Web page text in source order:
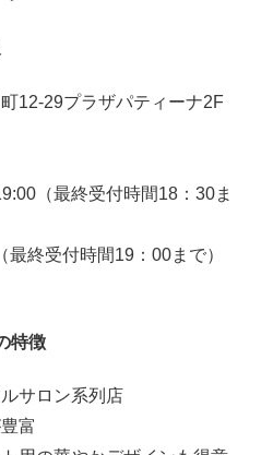
12-29プラザパティーナ2F
（最終受付時間18：30ま
終受付時間19：00まで）
特徴
サロン系列店
富